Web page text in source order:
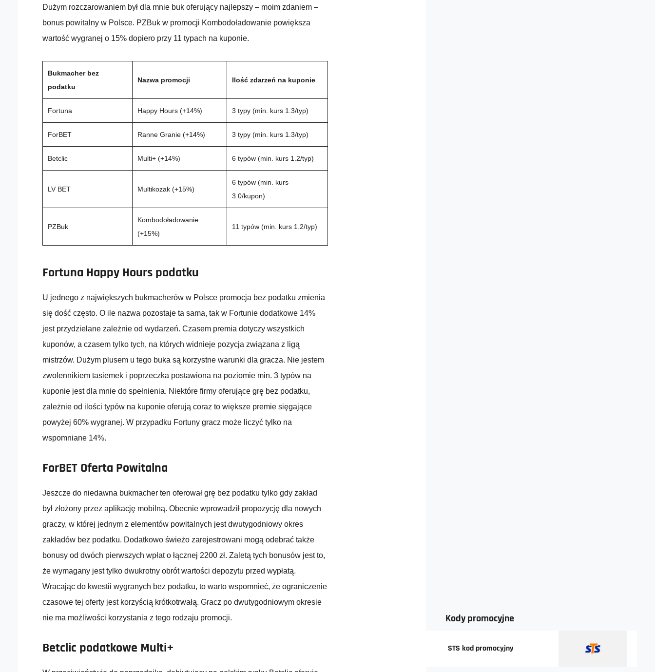
Dużym rozczarowaniem był dla mnie buk oferujący najlepszy – moim zdaniem –
bonus powitalny w Polsce. PZBuk w promocji Kombodoładowanie powiększa
wartość wygranej o 15% dopiero przy 11 typach na kuponie.
Bukmacher bez
podatku
Nazwa promocji Ilość zdarzeń na kuponie
Fortuna Happy Hours (+14%) 3 typy (min. kurs 1.3/typ)
ForBET Ranne Granie (+14%) 3 typy (min. kurs 1.3/typ)
Betclic Multi+ (+14%) 6 typów (min. kurs 1.2/typ)
LV BET Multikozak (+15%)
6 typów (min. kurs
3.0/kupon)
PZBuk
Kombodoładowanie
(+15%)
11 typów (min. kurs 1.2/typ)
Fortuna Happy Hours podatku
U jednego z największych bukmacherów w Polsce promocja bez podatku zmienia
się dość często. O ile nazwa pozostaje ta sama, tak w Fortunie dodatkowe 14%
jest przydzielane zależnie od wydarzeń. Czasem premia dotyczy wszystkich
kuponów, a czasem tylko tych, na których widnieje pozycja związana z ligą
mistrzów. Dużym plusem u tego buka są korzystne warunki dla gracza. Nie jestem
zwolennikiem tasiemek i poprzeczka postawiona na poziomie min. 3 typów na
kuponie jest dla mnie do spełnienia. Niektóre firmy oferujące grę bez podatku,
zależnie od ilości typów na kuponie oferują coraz to większe premie sięgające
powyżej 60% wygranej. W przypadku Fortuny gracz może liczyć tylko na
wspomniane 14%.
ForBET Oferta Powitalna
Jeszcze do niedawna bukmacher ten oferował grę bez podatku tylko gdy zakład
był złożony przez aplikację mobilną. Obecnie wprowadził propozycję dla nowych
graczy, w której jednym z elementów powitalnych jest dwutygodniowy okres
zakładów bez podatku. Dodatkowo świeżo zarejestrowani mogą odebrać także
bonusy od dwóch pierwszych wpłat o łącznej 2200 zł. Zaletą tych bonusów jest to,
że wymagany jest tylko dwukrotny obrót wartości depozytu przed wypłatą.
Wracając do kwestii wygranych bez podatku, to warto wspomnieć, że ograniczenie
czasowe tej oferty jest korzyścią krótkotrwałą. Gracz po dwutygodniowym okresie
nie ma możliwości korzystania z tego rodzaju promocji.
Betclic podatkowe Multi+
Kody promocyjne
STS kod promocyjny